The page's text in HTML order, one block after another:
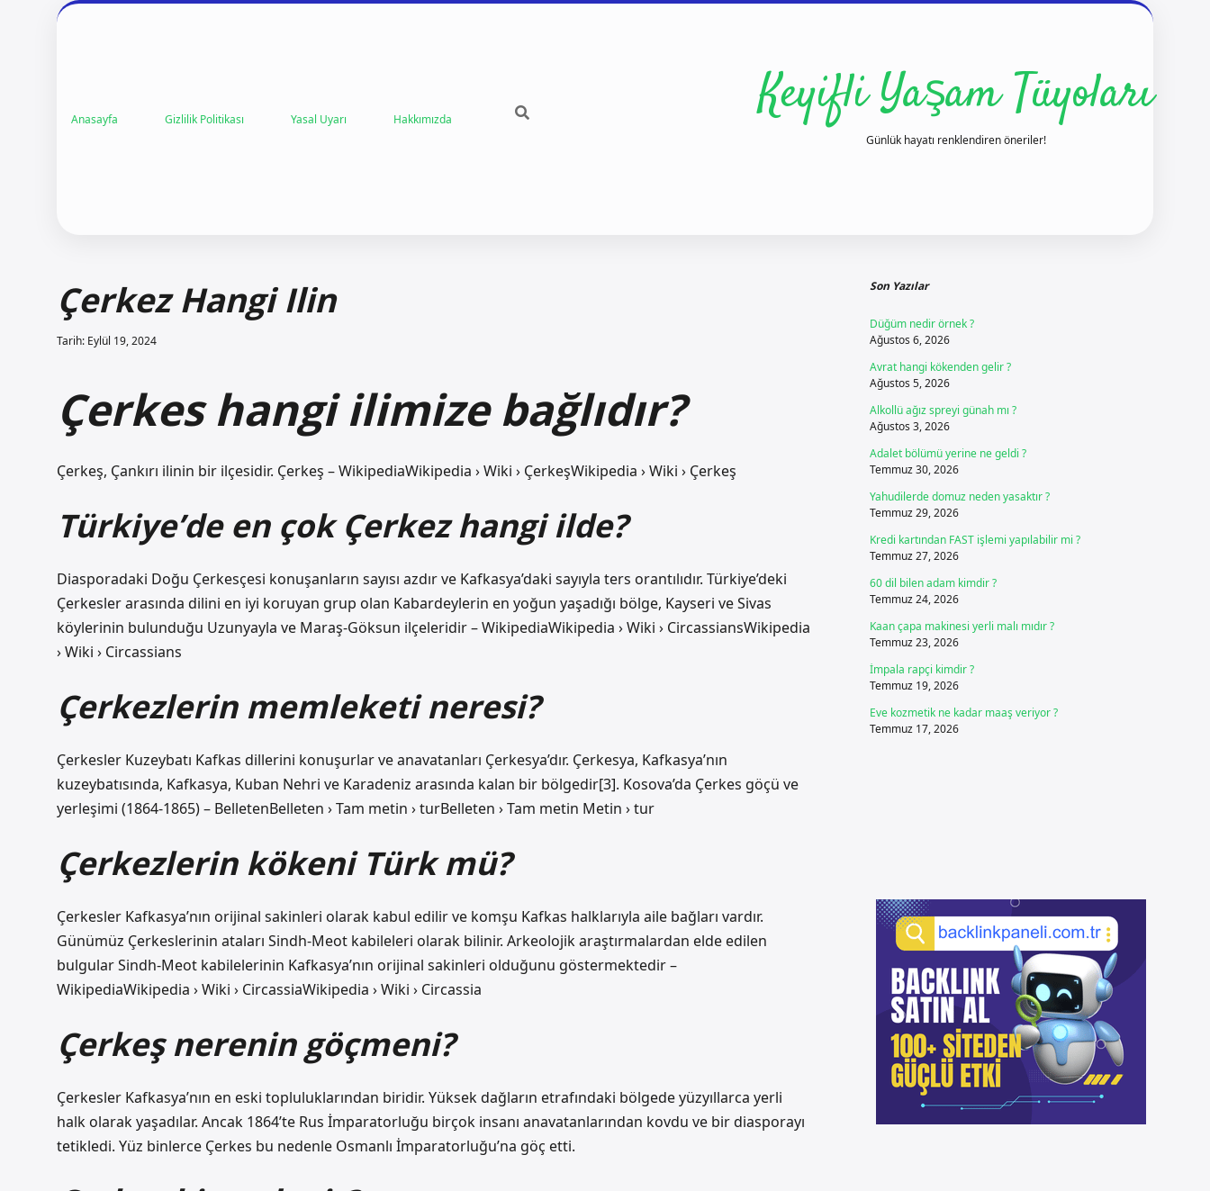
Anasayfa Gizlilik Politikası Yasal Uyarı Hakkımızda Keyifli Yaşam Tüyoları
Günlük hayatı renklendiren öneriler!
Çerkez Hangi Ilin
Tarih: Eylül 19, 2024
Çerkes hangi ilimize bağlıdır?
Çerkeş, Çankırı ilinin bir ilçesidir. Çerkeş – WikipediaWikipedia › Wiki › ÇerkeşWikipedia › Wiki › Çerkeş
Türkiye’de en çok Çerkez hangi ilde?
Diasporadaki Doğu Çerkesçesi konuşanların sayısı azdır ve Kafkasya’daki sayıyla ters orantılıdır. Türkiye’deki
Çerkesler arasında dilini en iyi koruyan grup olan Kabardeylerin en yoğun yaşadığı bölge, Kayseri ve Sivas
köylerinin bulunduğu Uzunyayla ve Maraş-Göksun ilçeleridir – WikipediaWikipedia › Wiki › CircassiansWikipedia
› Wiki › Circassians
Çerkezlerin memleketi neresi?
Çerkesler Kuzeybatı Kafkas dillerini konuşurlar ve anavatanları Çerkesya’dır. Çerkesya, Kafkasya’nın
kuzeybatısında, Kafkasya, Kuban Nehri ve Karadeniz arasında kalan bir bölgedir[3]. Kosova’da Çerkes göçü ve
yerleşimi (1864-1865) – BelletenBelleten › Tam metin › turBelleten › Tam metin Metin › tur
Çerkezlerin kökeni Türk mü?
Çerkesler Kafkasya’nın orijinal sakinleri olarak kabul edilir ve komşu Kafkas halklarıyla aile bağları vardır.
Günümüz Çerkeslerinin ataları Sindh-Meot kabileleri olarak bilinir. Arkeolojik araştırmalardan elde edilen
bulgular Sindh-Meot kabilelerinin Kafkasya’nın orijinal sakinleri olduğunu göstermektedir –
WikipediaWikipedia › Wiki › CircassiaWikipedia › Wiki › Circassia
Çerkeş nerenin göçmeni?
Çerkesler Kafkasya’nın en eski topluluklarından biridir. Yüksek dağların etrafındaki bölgede yüzyıllarca yerli
halk olarak yaşadılar. Ancak 1864’te Rus İmparatorluğu birçok insanı anavatanlarından kovdu ve bir diasporayı
tetikledi. Yüz binlerce Çerkes bu nedenle Osmanlı İmparatorluğu’na göç etti.
Son Yazılar
Düğüm nedir örnek ?
Ağustos 6, 2026
Avrat hangi kökenden gelir ?
Ağustos 5, 2026
Alkollü ağız spreyi günah mı ?
Ağustos 3, 2026
Adalet bölümü yerine ne geldi ?
Temmuz 30, 2026
Yahudilerde domuz neden yasaktır ?
Temmuz 29, 2026
Kredi kartından FAST işlemi yapılabilir mi ?
Temmuz 27, 2026
60 dil bilen adam kimdir ?
Temmuz 24, 2026
Kaan çapa makinesi yerli malı mıdır ?
Temmuz 23, 2026
İmpala rapçi kimdir ?
Temmuz 19, 2026
Eve kozmetik ne kadar maaş veriyor ?
Temmuz 17, 2026